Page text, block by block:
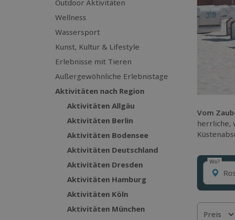
Outdoor Aktivitäten
Wellness
Wassersport
Kunst, Kultur & Lifestyle
Erlebnisse mit Tieren
Außergewöhnliche Erlebnistage
Aktivitäten nach Region
Aktivitäten Allgäu
Aktivitäten Berlin
Aktivitäten Bodensee
Aktivitäten Deutschland
Aktivitäten Dresden
Aktivitäten Hamburg
Aktivitäten Köln
Aktivitäten München
Vom
herrliche,
Wo?
Wo?
Preis